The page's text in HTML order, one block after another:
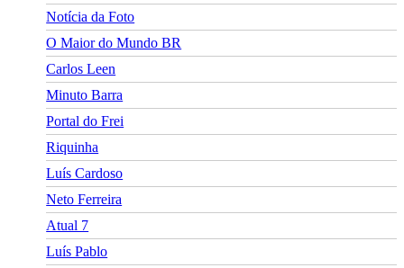
Notícia da Foto
O Maior do Mundo BR
Carlos Leen
Minuto Barra
Portal do Frei
Riquinha
Luís Cardoso
Neto Ferreira
Atual 7
Luís Pablo